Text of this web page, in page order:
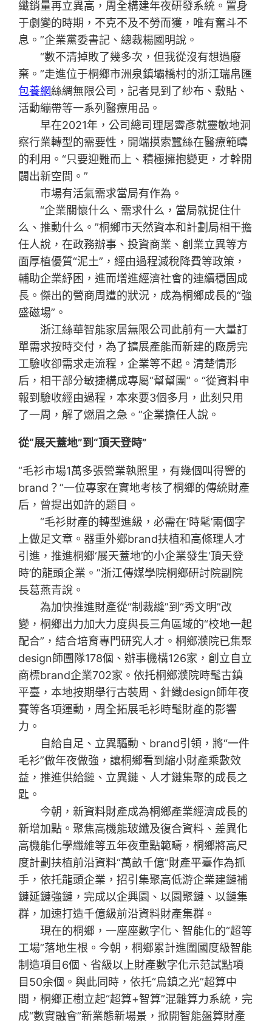
纖銷量再立異高，周全構建年夜研發系統。置身
于劇變的時期，不克不及不勞而獲，唯有奮斗不
息。”企業黨委書記、總裁楊國明說。
“數不清掉敗了幾多次，但我從沒有想過廢
棄。”走進位于桐鄉市洲泉鎮壩橋村的浙江瑞帛匯
包養網絲綢無限公司，記者見到了紗布、敷貼、
活動繃帶等一系列醫療用品。
早在2021年，公司總司理屠霽彥就靈敏地洞
察行業轉型的需要性，開端摸索蠶絲在醫療範疇
的利用。“只要迎難而上、積極擁抱變更，才幹開
闢出新空間。”
市場有活氣需求當局有作為。
“企業關懷什么、需求什么，當局就捉住什
么、推動什么。”桐鄉市天然資本和計劃局相干擔
任人說，在政務辦事、投資商業、創業立異等方
面厚植優質“泥土”，經由過程減稅降費等政策，
輔助企業紓困，進而增進經濟社會的連續穩固成
長。傑出的營商周遭的狀況，成為桐鄉成長的“強
盛磁場”。
浙江絲華智能家居無限公司此前有一大量訂
單需求按時交付，為了擴展產能而新建的廠房完
工驗收卻需求走流程，企業等不起。清楚情形
后，相干部分敏捷構成專屬“幫幫團”。“從資料申
報到驗收經由過程，本來要3個多月，此刻只用
了一周，解了燃眉之急。”企業擔任人說。
從“展天蓋地”到“頂天登時”
“毛衫市場1萬多張營業執照里，有幾個叫得響的
brand？”一位專家在實地考核了桐鄉的傳統財產
后，曾提出如許的題目。
“毛衫財產的轉型進級，必需在‘時髦’兩個字
上做足文章。器重外鄉brand扶植和高條理人才
引進，推進桐鄉‘展天蓋地’的小企業發生‘頂天登
時’的龍頭企業。”浙江傳媒學院桐鄉研討院副院
長葛燕青說。
為加快推進財產從“制裁縫”到“秀文明”改
變，桐鄉出力加大力度與長三角區域的“校地一起
配合”，結合培育專門研究人才。桐鄉濮院已集聚
design師團隊178個、辦事機構126家，創立自立
商標brand企業702家。依托桐鄉濮院時髦古鎮
平臺，本地按期舉行古裝周、針織design師年夜
賽等各項運動，周全拓展毛衫時髦財產的影響
力。
自給自足、立異驅動、brand引領，將“一件
毛衫”做年夜做強，讓桐鄉看到縮小財產乘數效
益，推進供給鏈、立異鏈、人才鏈集聚的成長之
匙。
今朝，新資料財產成為桐鄉產業經濟成長的
新增加點。聚焦高機能玻纖及復合資料、差異化
高機能化學纖維等五年夜重點範疇，桐鄉將高尺
度計劃扶植前沿資料“萬畝千億”財產平臺作為抓
手，依托龍頭企業，招引集聚高低游企業建鏈補
鏈延鏈強鏈，完成以企興園、以園聚鏈、以鏈集
群，加速打造千億級前沿資料財產集群。
現在的桐鄉，一座座數字化、智能化的“超等
工場”落地生根。今朝，桐鄉累計進圍國度級智能
制造項目6個、省級以上財產數字化示范試點項
目50余個。與此同時，依托“烏鎮之光”超算中
間，桐鄉正樹立起“超算+智算”混雜算力系統，完
成“數實融會”新業態新場景，掀開智能盤算財產